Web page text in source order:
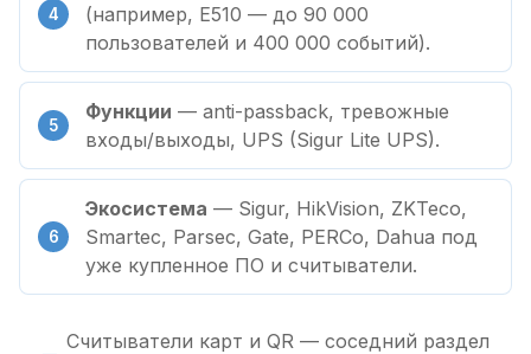
(например, E510 — до 90 000
пользователей и 400 000 событий).
Функции — anti-passback, тревожные
входы/выходы, UPS (Sigur Lite UPS).
Экосистема — Sigur, HikVision, ZKTeco,
Smartec, Parsec, Gate, PERCo, Dahua под
уже купленное ПО и считыватели.
Считыватели карт и QR — соседний раздел